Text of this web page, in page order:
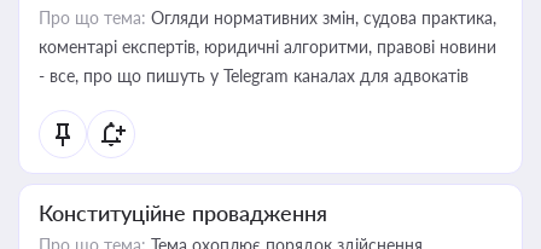
Про що тема: Огляди нормативних змін, судова практика,
коментарі експертів, юридичні алгоритми, правові новини
- все, про що пишуть у Telegram каналах для адвокатів
Конституційне провадження
Про що тема: Тема охоплює порядок здійснення